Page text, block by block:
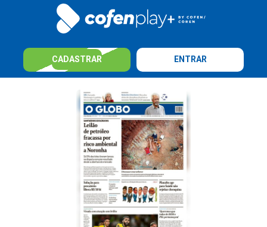
CADASTRAR ENTRAR